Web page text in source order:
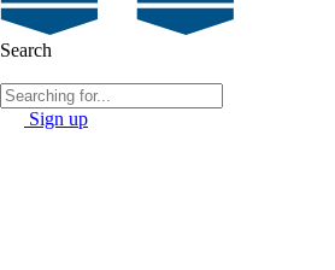
Search
Sign up